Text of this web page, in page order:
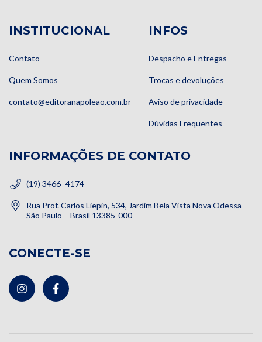
INSTITUCIONAL
Contato
Quem Somos
contato@editoranapoleao.com.br
INFOS
Despacho e Entregas
Trocas e devoluções
Aviso de privacidade
Dúvidas Frequentes
INFORMAÇÕES DE CONTATO
(19) 3466- 4174
Rua Prof. Carlos Liepin, 534, Jardim Bela Vista Nova Odessa –
São Paulo – Brasil 13385-000
CONECTE-SE